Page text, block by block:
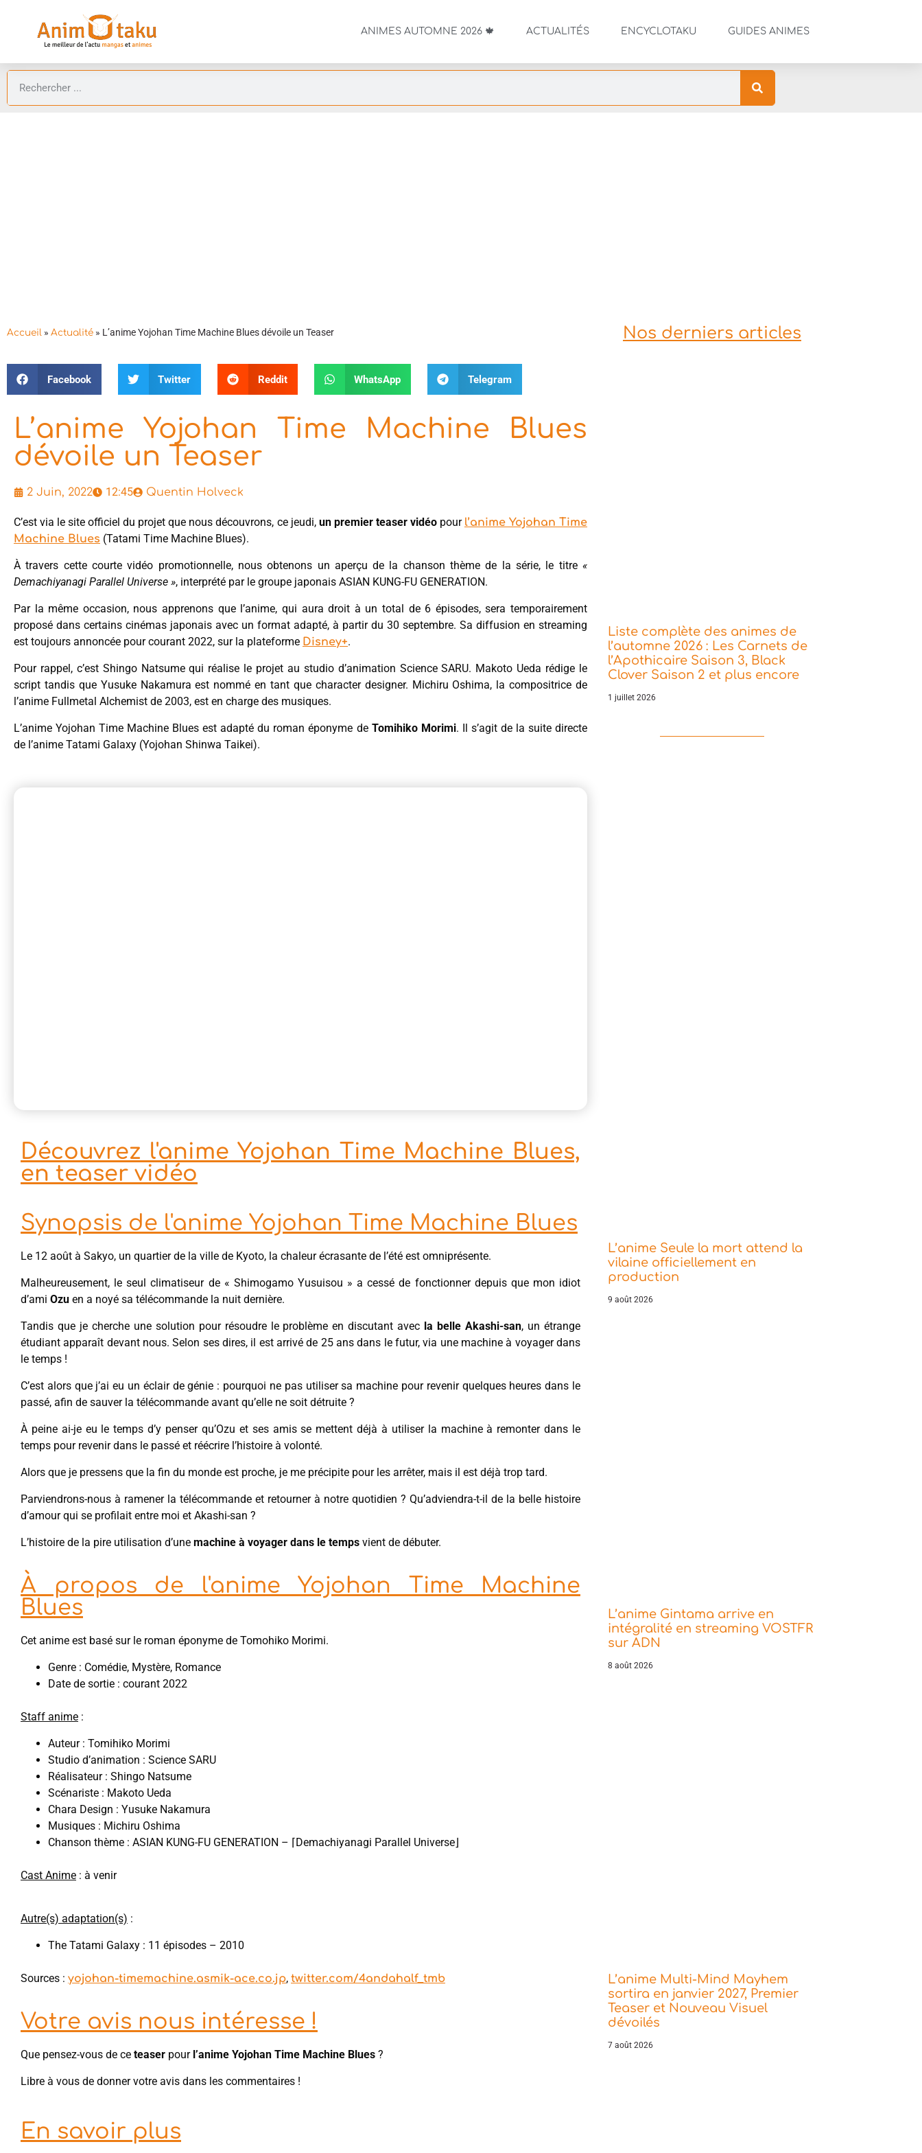
ANIMES AUTOMNE 2026 🍁 ACTUALITÉS ENCYCLOTAKU GUIDES ANIMES
Accueil » Actualité » L’anime Yojohan Time Machine Blues dévoile un Teaser
Facebook Twitter Reddit WhatsApp Telegram
L’anime Yojohan Time Machine Blues
dévoile un Teaser
2 Juin, 2022 12:45 Quentin Holveck
C’est via le site officiel du projet que nous découvrons, ce jeudi, un premier teaser vidéopour l’anime Yojohan Time
Machine Blues (Tatami Time Machine Blues).
À travers cette courte vidéo promotionnelle, nous obtenons un aperçu de la chanson thème de la série, le titre «
Demachiyanagi Parallel Universe », interprété par le groupe japonais ASIAN KUNG-FU GENERATION.
Par la même occasion, nous apprenons que l’anime, qui aura droit à un total de 6 épisodes, sera temporairement
proposé dans certains cinémas japonais avec un format adapté, à partir du 30 septembre. Sa diffusion en streaming
est toujours annoncée pour courant 2022, sur la plateforme Disney+.
Pour rappel, c’est Shingo Natsume qui réalise le projet au studio d’animation Science SARU. Makoto Ueda rédige le
script tandis que Yusuke Nakamura est nommé en tant que character designer. Michiru Oshima, la compositrice de
l’anime Fullmetal Alchemist de 2003, est en charge des musiques.
L’anime Yojohan Time Machine Blues est adapté du roman éponyme de Tomihiko Morimi. Il s’agit de la suite directe
de l’anime Tatami Galaxy (Yojohan Shinwa Taikei).
Découvrez l'anime Yojohan Time Machine Blues,
en teaser vidéo
Synopsis de l'anime Yojohan Time Machine Blues
Le 12 août à Sakyo, un quartier de la ville de Kyoto, la chaleur écrasante de l’été est omniprésente.
Malheureusement, le seul climatiseur de « Shimogamo Yusuisou » a cessé de fonctionner depuis que mon idiot
d’ami Ozu en a noyé sa télécommande la nuit dernière.
Tandis que je cherche une solution pour résoudre le problème en discutant avec la belle Akashi-san, un étrange
étudiant apparaît devant nous. Selon ses dires, il est arrivé de 25 ans dans le futur, via une machine à voyager dans
le temps !
C’est alors que j’ai eu un éclair de génie : pourquoi ne pas utiliser sa machine pour revenir quelques heures dans le
passé, afin de sauver la télécommande avant qu’elle ne soit détruite ?
À peine ai-je eu le temps d’y penser qu’Ozu et ses amis se mettent déjà à utiliser la machine à remonter dans le
temps pour revenir dans le passé et réécrire l’histoire à volonté.
Alors que je pressens que la fin du monde est proche, je me précipite pour les arrêter, mais il est déjà trop tard.
Parviendrons-nous à ramener la télécommande et retourner à notre quotidien ? Qu’adviendra-t-il de la belle histoire
d’amour qui se profilait entre moi et Akashi-san ?
L’histoire de la pire utilisation d’une machine à voyager dans le temps vient de débuter.
À propos de l'anime Yojohan Time Machine
Blues
Cet anime est basé sur le roman éponyme de Tomohiko Morimi.
Genre : Comédie, Mystère, Romance
Date de sortie : courant 2022
Staff anime :
Auteur : Tomihiko Morimi
Studio d’animation : Science SARU
Réalisateur : Shingo Natsume
Scénariste : Makoto Ueda
Chara Design : Yusuke Nakamura
Musiques : Michiru Oshima
Chanson thème : ASIAN KUNG-FU GENERATION – ⌈Demachiyanagi Parallel Universe⌋
Cast Anime : à venir
Autre(s) adaptation(s) :
The Tatami Galaxy : 11 épisodes – 2010
Sources : yojohan-timemachine.asmik-ace.co.jp, twitter.com/4andahalf_tmb
Votre avis nous intéresse !
Que pensez-vous de ce teaser pour l’anime Yojohan Time Machine Blues ?
Libre à vous de donner votre avis dans les commentaires !
En savoir plus
Nos derniers articles
Liste complète des animes de
l’automne 2026 : Les Carnets de
l’Apothicaire Saison 3, Black
Clover Saison 2 et plus encore
1 juillet 2026
L’anime Seule la mort attend la
vilaine officiellement en
production
9 août 2026
L’anime Gintama arrive en
intégralité en streaming VOSTFR
sur ADN
8 août 2026
L’anime Multi-Mind Mayhem
sortira en janvier 2027, Premier
Teaser et Nouveau Visuel
dévoilés
7 août 2026